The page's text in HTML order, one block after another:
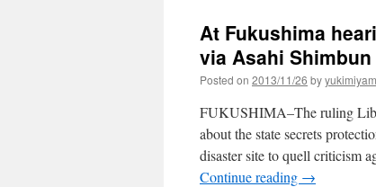
At Fukushima
via Asahi Shimbun
Posted on 2013/11/26 by
FUKUSHIMA–The ruling
about the state secrets
disaster site to quell criticism
Continue reading →